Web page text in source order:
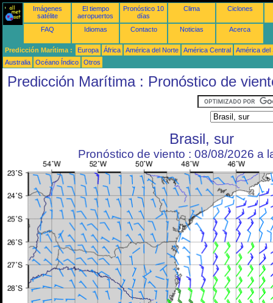
Imágenes
satélite
El tiempo
aeropuertos
Pronóstico 10
días
Clima Ciclones
FAQ Idiomas Contacto Noticias Acerca
Predicción Marítima : Europa África América del Norte América Central
América del
Australia
Océano Índico Otros
Predicción Marítima : Pronóstico de
Brasil, sur
Pronóstico de viento : 08/08/2026 a